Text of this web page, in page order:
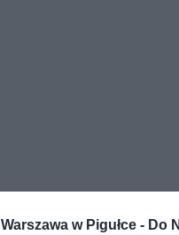
Warszawa w Pigułce - Do